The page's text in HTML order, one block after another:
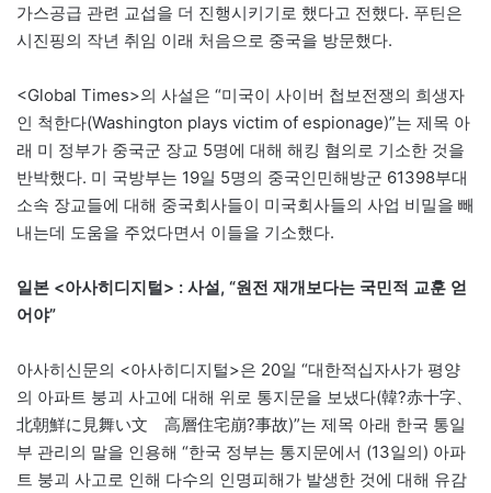
가스공급 관련 교섭을 더 진행시키기로 했다고 전했다. 푸틴은
시진핑의 작년 취임 이래 처음으로 중국을 방문했다.
<Global Times>의 사설은 “미국이 사이버 첩보전쟁의 희생자
인 척한다(Washington plays victim of espionage)”는 제목 아
래 미 정부가 중국군 장교 5명에 대해 해킹 혐의로 기소한 것을
반박했다. 미 국방부는 19일 5명의 중국인민해방군 61398부대
소속 장교들에 대해 중국회사들이 미국회사들의 사업 비밀을 빼
내는데 도움을 주었다면서 이들을 기소했다.
일본 <아사히디지털> : 사설, “원전 재개보다는 국민적 교훈 얻
어야”
아사히신문의 <아사히디지털>은 20일 “대한적십자사가 평양
의 아파트 붕괴 사고에 대해 위로 통지문을 보냈다(韓?赤十字、
北朝鮮に見舞い文 高層住宅崩?事故)”는 제목 아래 한국 통일
부 관리의 말을 인용해 “한국 정부는 통지문에서 (13일의) 아파
트 붕괴 사고로 인해 다수의 인명피해가 발생한 것에 대해 유감